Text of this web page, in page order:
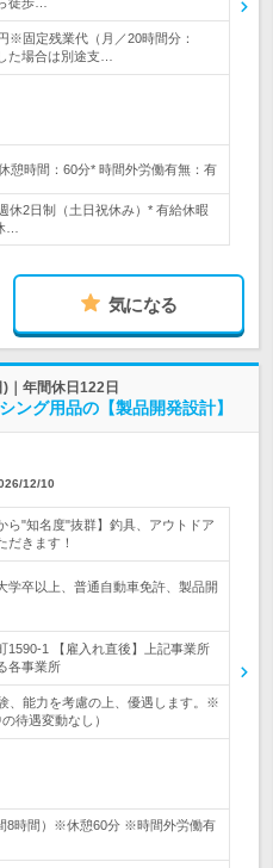
※固定残業代（月／20時間分：
た場合は別途支…
憩時間：60分* 時間外労働有無：有
2日制（土日祝休み）* 有給休暇
…
気になる
｜年間休日122日
ング用品の【製品開発設計】
12/10
ら"知名度"抜群】釣具、アウトドア
だきます！
学卒以上、普通自動車免許、製品開
1590-1 【雇入れ直後】上記事業所
各事業所
、能力を考慮の上、優遇します。※
待遇変動なし）
8時間）※休憩60分 ※時間外労働有